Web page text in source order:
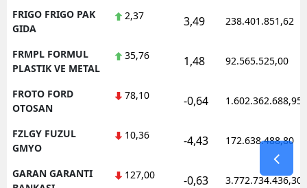
FRIGO FRIGO PAK
GIDA
2,37 3,49 238.401.851,62
FRMPL FORMUL
PLASTIK VE METAL
35,76 1,48 92.565.525,00
FROTO FORD
OTOSAN
78,10 -0,64 1.602.362.688,95
FZLGY FUZUL
GMYO
10,36 -4,43 172.638.488,80
GARAN GARANTI
127,00 -0,63 3.772.734.436,30